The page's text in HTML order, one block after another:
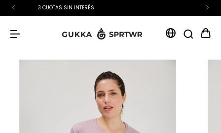
15% OFF EXTRA CON TRANSFERENCIA